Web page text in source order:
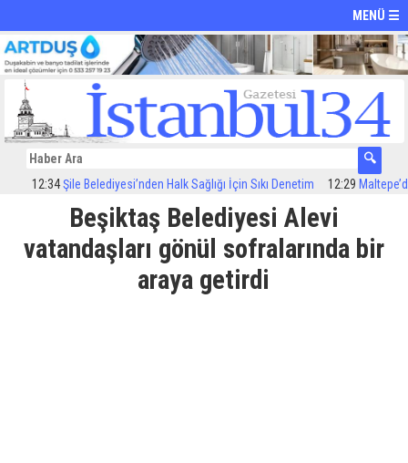
MENÜ ☰
12:34 Şile Belediyesi’nden Halk Sağlığı İçin Sıkı Denetim 12:29 Maltepe’de
Beşiktaş Belediyesi Alevi
vatandaşları gönül sofralarında bir
araya getirdi